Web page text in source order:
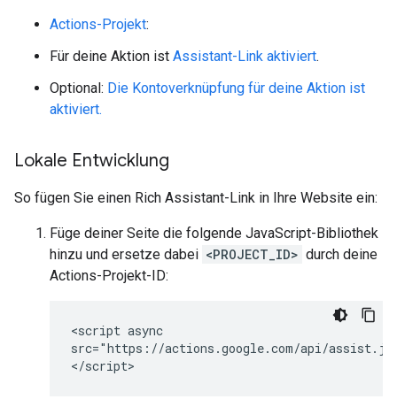
Actions-Projekt:
Für deine Aktion ist Assistant-Link aktiviert.
Optional: Die Kontoverknüpfung für deine Aktion ist
aktiviert.
Lokale Entwicklung
So fügen Sie einen Rich Assistant-Link in Ihre Website ein:
Füge deiner Seite die folgende JavaScript-Bibliothek
hinzu und ersetze dabei <PROJECT_ID> durch deine
Actions-Projekt-ID:
<script async
src="https://actions.google.com/api/